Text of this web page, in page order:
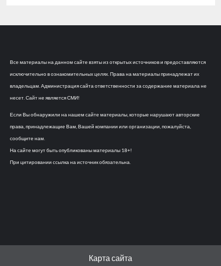
Все материалы на данном сайте взяты из открытых источников и предоставляются
исключительно в ознакомительных целях. Права на материалы принадлежат их
владельцам. Администрация сайта ответственности за содержание материала не
несет. Сайт не является СМИ!
Если Вы обнаружили на нашем сайте материалы, которые нарушают авторские
права, принадлежащие Вам, Вашей компании или организации, пожалуйста,
сообщите нам.
На сайте могут быть опубликованы материалы 18+!
При цитировании ссылка на источник обязательна.
Карта сайта